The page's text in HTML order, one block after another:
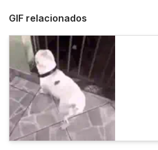
GIF relacionados